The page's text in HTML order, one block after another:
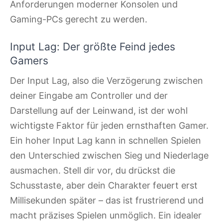
Anforderungen moderner Konsolen und
Gaming-PCs gerecht zu werden.
Input Lag: Der größte Feind jedes
Gamers
Der Input Lag, also die Verzögerung zwischen
deiner Eingabe am Controller und der
Darstellung auf der Leinwand, ist der wohl
wichtigste Faktor für jeden ernsthaften Gamer.
Ein hoher Input Lag kann in schnellen Spielen
den Unterschied zwischen Sieg und Niederlage
ausmachen. Stell dir vor, du drückst die
Schusstaste, aber dein Charakter feuert erst
Millisekunden später – das ist frustrierend und
macht präzises Spielen unmöglich. Ein idealer